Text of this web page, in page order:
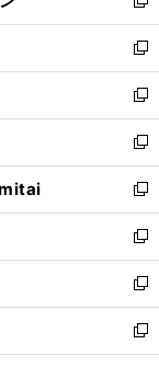
開
く
ウ
で
開
く
ン
ド
ウ
で
開
く
新
し
い
ウ
ィ
ン
ド
ウ
で
開
く
新
し
い
ウ
ィ
ン
ド
ウ
で
開
く
新
し
い
ウ
ィ
ン
ド
ウ
で
開
く
新
し
い
ウ
ィ
ン
ド
ウ
で
開
新
し
い
ウ
ィ
ン
ド
ウ
新
し
い
ウ
ィ
ン
新
し
い
ウ
新
し